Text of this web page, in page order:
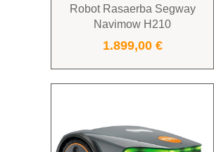
Robot Rasaerba Segway
Navimow H210
1.899,00 €